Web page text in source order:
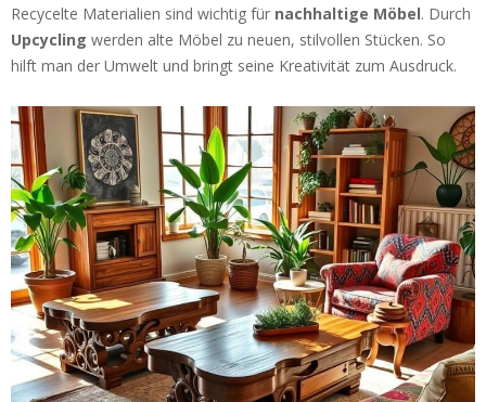
Recycelte Materialien sind wichtig für nachhaltige Möbel. Durch
Upcycling werden alte Möbel zu neuen, stilvollen Stücken. So
hilft man der Umwelt und bringt seine Kreativität zum Ausdruck.